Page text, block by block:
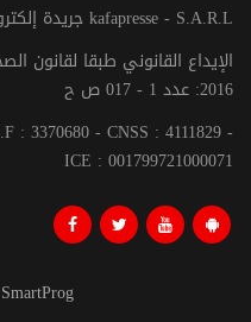
جريدة إلكترونية مستقلة تصدر عن الشركة kafapresse - S.A.R.L
2016: عدد 1 - 017 ص ح
: 3370680 - CNSS : 4111829 -
ICE : 001799721000071